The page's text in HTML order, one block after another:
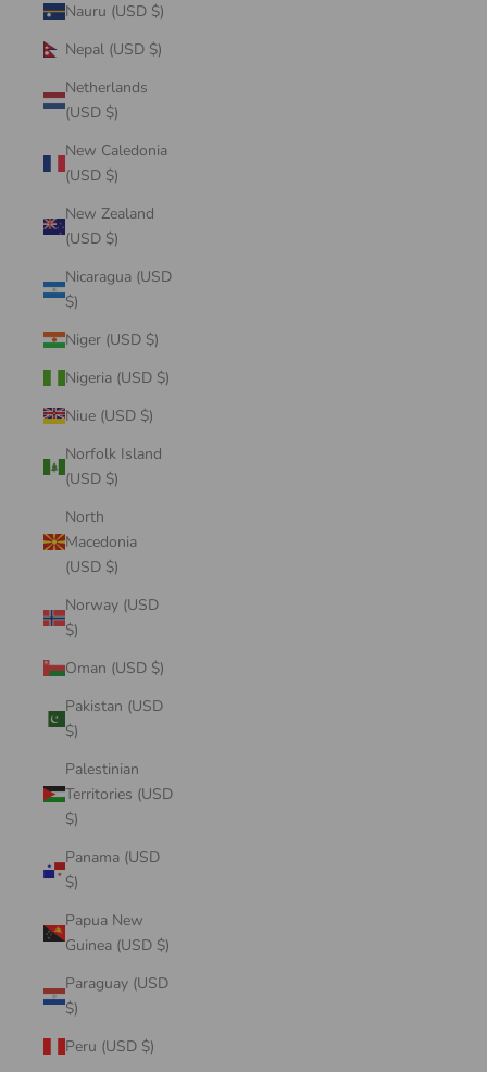
Nauru (USD $)
Nepal (USD $)
Netherlands
(USD $)
New Caledonia
(USD $)
New Zealand
(USD $)
Nicaragua (USD
$)
Niger (USD $)
Nigeria (USD $)
Niue (USD $)
Norfolk Island
(USD $)
North
Macedonia
(USD $)
Norway (USD
$)
Oman (USD $)
Pakistan (USD
$)
Palestinian
Territories (USD
$)
Panama (USD
$)
Papua New
Guinea (USD $)
Paraguay (USD
$)
Peru (USD $)